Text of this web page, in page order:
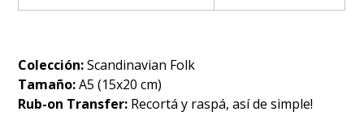
Colección:Scandinavian Folk
Tamaño:A5 (15x20 cm)
Rub-on Transfer: Recortá y raspá, así de simple!